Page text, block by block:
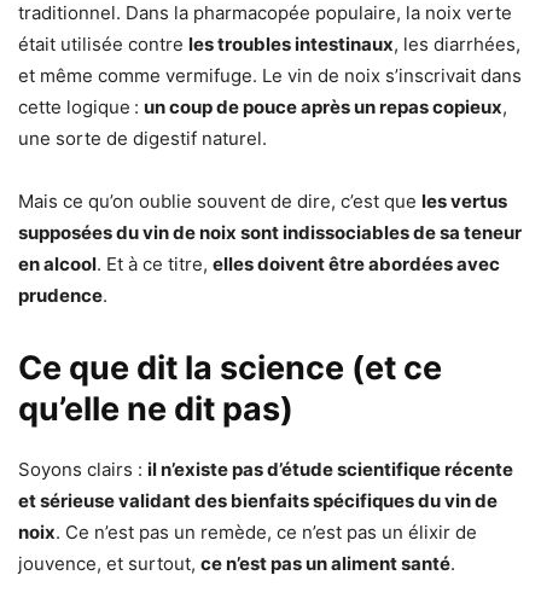
traditionnel. Dans la pharmacopée populaire, la noix verte
était utilisée contre les troubles intestinaux, les diarrhées,
et même comme vermifuge. Le vin de noix s’inscrivait dans
cette logique : un coup de pouce après un repas copieux,
une sorte de digestif naturel.
Mais ce qu’on oublie souvent de dire, c’est que les vertus
supposées du vin de noix sont indissociables de sa teneur
en alcool. Et à ce titre, elles doivent être abordées avec
prudence.
Ce que dit la science (et ce
qu’elle ne dit pas)
Soyons clairs : il n’existe pas d’étude scientifique récente
et sérieuse validant des bienfaits spécifiques du vin de
noix. Ce n’est pas un remède, ce n’est pas un élixir de
jouvence, et surtout, ce n’est pas un aliment santé.